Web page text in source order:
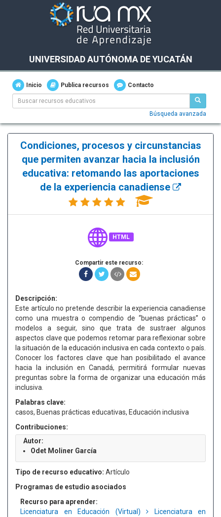
UNIVERSIDAD AUTÓNOMA DE YUCATÁN
Inicio Publica recursos Contacto
Búsqueda avanzada
Condiciones, procesos y circunstancias
que permiten avanzar hacia la inclusión
educativa: retomando las aportaciones
de la experiencia canadiense
HTML
Compartir este recurso:
Descripción:
Este artículo no pretende describir la experiencia canadiense
como una muestra o compendio de “buenas prácticas” o
modelos a seguir, sino que trata de sustraer algunos
aspectos clave que podemos retomar para reflexionar sobre
la situación de la educación inclusiva en cada contexto o país.
Conocer los factores clave que han posibilitado el avance
hacia la inclusión en Canadá, permitirá formular nuevas
preguntas sobre la forma de organizar una educación más
inclusiva.
Palabras clave:
casos, Buenas prácticas educativas, Educación inclusiva
Contribuciones:
Autor:
Odet Moliner García
Tipo de recurso educativo: Artículo
Programas de estudio asociados
Recurso para aprender:
Licenciatura en Educación (Virtual)
Licenciatura en